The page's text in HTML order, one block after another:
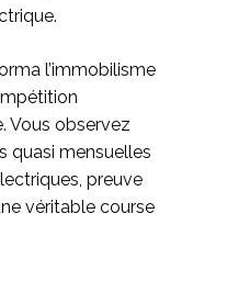
l’immobilisme
Vous observez
quasi mensuelles
preuve
véritable course